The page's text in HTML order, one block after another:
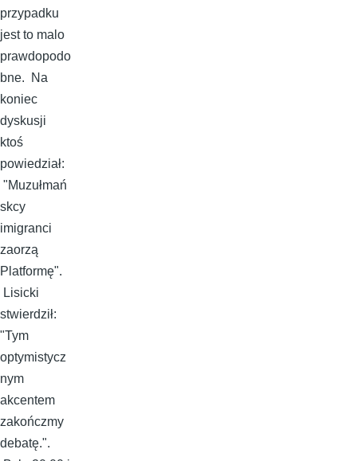
przypadku
jest to malo
prawdopodo
bne. Na
koniec
dyskusji
ktoś
powiedział:
"Muzułmań
skcy
imigranci
zaorzą
Platformę".
Lisicki
stwierdził:
"Tym
optymistycz
nym
akcentem
zakończmy
debatę.".